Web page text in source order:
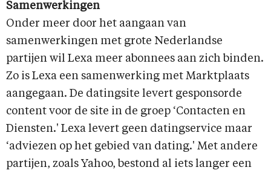
Samenwerkingen
Onder meer door het aangaan van
samenwerkingen met grote Nederlandse
partijen wil Lexa meer abonnees aan zich binden.
Zo is Lexa een samenwerking met Marktplaats
aangegaan. De datingsite levert gesponsorde
content voor de site in de groep ‘Contacten en
Diensten.' Lexa levert geen datingservice maar
‘adviezen op het gebied van dating.' Met andere
partijen, zoals Yahoo, bestond al iets langer een